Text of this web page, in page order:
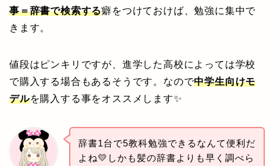
事＝辞書で検索する癖をつけておけば、勉強に集中で
きます。
値段はピンキリですが、進学した高校によっては学校
で購入する場合もあるそうです。なので中学生向けモ
デルを購入する事をオススメします✨
辞書1台で5教科勉強できるなんて便利だ
よね💛しかも髪の辞書よりも早く調べら